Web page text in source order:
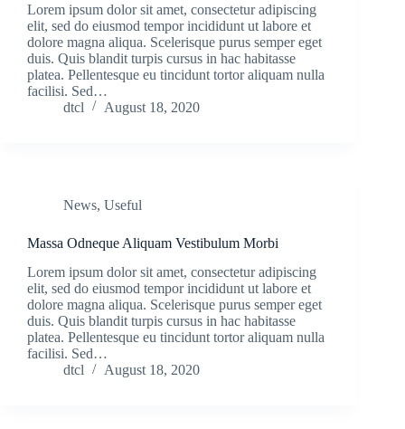
Lorem ipsum dolor sit amet, consectetur adipiscing
elit, sed do eiusmod tempor incididunt ut labore et
dolore magna aliqua. Scelerisque purus semper eget
duis. Quis blandit turpis cursus in hac habitasse
platea. Pellentesque eu tincidunt tortor aliquam nulla
facilisi. Sed…
dtcl
August 18, 2020
News, Useful
Massa Odneque Aliquam Vestibulum Morbi
Lorem ipsum dolor sit amet, consectetur adipiscing
elit, sed do eiusmod tempor incididunt ut labore et
dolore magna aliqua. Scelerisque purus semper eget
duis. Quis blandit turpis cursus in hac habitasse
platea. Pellentesque eu tincidunt tortor aliquam nulla
facilisi. Sed…
dtcl
August 18, 2020